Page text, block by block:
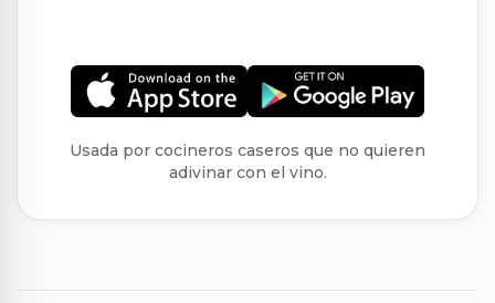
Usada por cocineros caseros que no quieren
adivinar con el vino.